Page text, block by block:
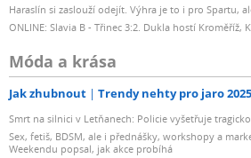
Haraslín si zaslouží odejít. Výhra je to i pro Spartu,
ONLINE: Slavia B - Třinec 3:2. Dukla hostí Kroměříž,
Móda a krása
Jak zhubnout Trendy nehty pro jaro 2025
Smrt na silnici v Letňanech: Policie vyšetřuje
Sex, fetiš, BDSM, ale i přednášky, workshopy a
Weekendu popsal, jak akce probíhá